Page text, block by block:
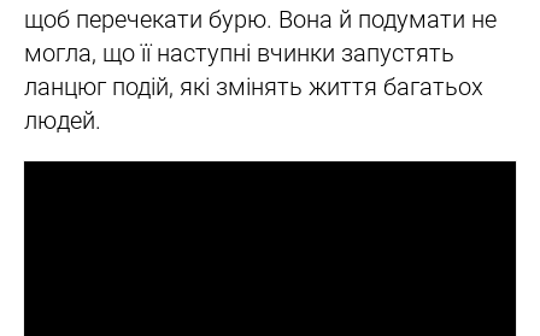
щоб перечекати бурю. Вона й подумати не
могла, що її наступні вчинки запустять
ланцюг подій, які змінять життя багатьох
людей.